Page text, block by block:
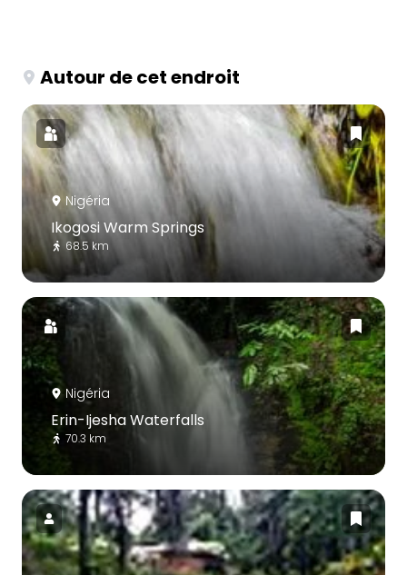
Autour de cet endroit
Nigéria
Ikogosi Warm Springs
68.5 km
Nigéria
Erin-Ijesha Waterfalls
70.3 km